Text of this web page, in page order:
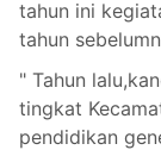
tahun ini
tahun
" Tahun
tingkat
pendidikan